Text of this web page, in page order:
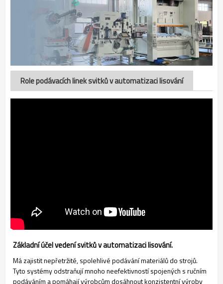
Role podávacích linek svitků v automatizaci lisování
Základní účel vedení svitků v automatizaci lisování.
Má zajistit nepřetržité, spolehlivé podávání materiálů do strojů.
Tyto systémy odstraňují mnoho neefektivností spojených s ručním
podáváním a pomáhají výrobcům dosáhnout konzistentní výroby